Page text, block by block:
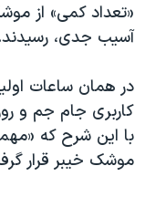
«تعداد کمی» از
آسیب جدی، رسیدند.
در همان ساعات
کاربری جام جم و
با این شرح که
موشک خیبر قرار